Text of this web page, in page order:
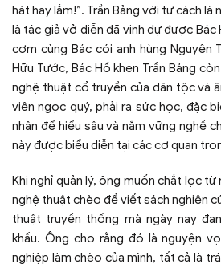
hát hay lắm!”. Trần Bảng với tư cách
là tác giả vở diễn đã vinh dự được
cơm cùng Bác cói anh hùng Nguyễn
Hữu Tước, Bác Hồ khen Trần Bảng
nghệ thuật cổ truyền của dân tộc và
viên ngọc quý, phải ra sức học, đặc
nhân để hiểu sâu và nắm vững nghề
này được biểu diễn tại các cơ quan
Khi nghỉ quản lý, ông muốn chắt lọc
nghệ thuật chèo để viết sách nghiên
thuật truyền thống mà ngày nay
khấu. Ông cho rằng đó là nguyện
nghiệp làm chèo của mình, tất cả là